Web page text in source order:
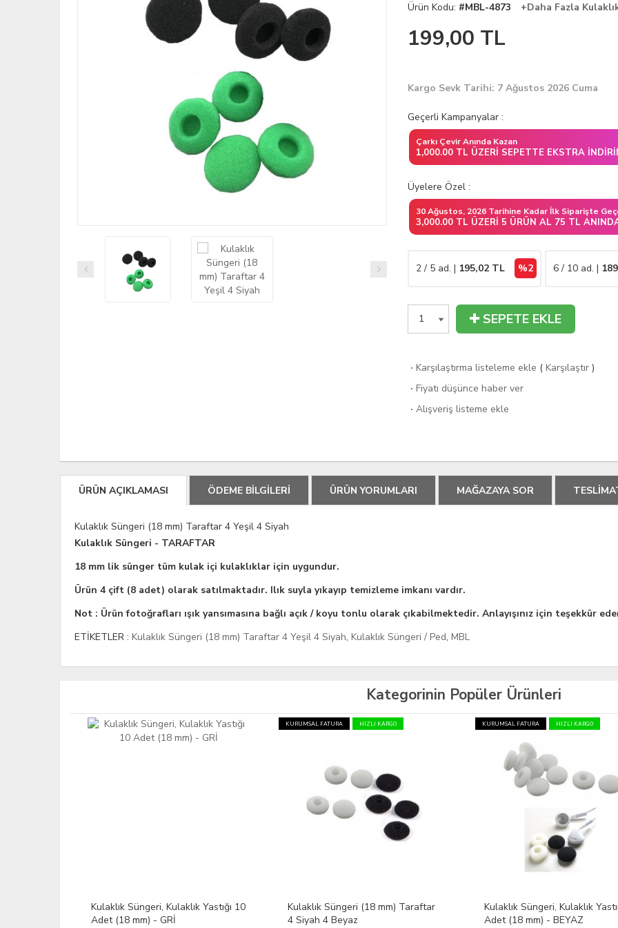
Ürün Kodu: #MBL-4873 +Daha Fazla
199,00 TL
Kargo Sevk Tarihi: 7 Ağustos 2026 Cuma
Geçerli Kampanyalar :
Çarkı Çevir Anında Kazan
1,000.00 TL ÜZERI SEPETTE EKSTRA
Üyelere Özel :
30 Ağustos, 2026 Tarihine Kadar İlk Siparişte
3,000.00 TL ÜZERI 5 ÜRÜN AL 75 TL
2 / 5 ad. | 195,02 TL %2 6 / 10 ad. |
SEPETE EKLE
·Karşılaştırma listeleme ekle (Karşılaştır )
·Fiyatı düşünce haber ver
·Alışveriş listeme ekle
ÜRÜN AÇIKLAMASI ÖDEME BİLGİLERİ ÜRÜN YORUMLARI MAĞAZAYA SOR
Kulaklık Süngeri (18 mm) Taraftar 4 Yeşil 4 Siyah
Kulaklık Süngeri - TARAFTAR
18 mm lik sünger tüm kulak içi kulaklıklar için uygundur.
Ürün 4 çift (8 adet) olarak satılmaktadır. Ilık suyla yıkayıp temizleme imkanı vardır.
Not : Ürün fotoğrafları ışık yansımasına bağlı açık / koyu tonlu olarak çıkabilmektedir. Anlayışınız için teşekkür
ETİKETLER : Kulaklık Süngeri (18 mm) Taraftar 4 Yeşil 4 Siyah, Kulaklık Süngeri / Ped, MBL
Kategorinin Popüler Ürünleri
KURUMSAL FATURA HIZLI KARGO
Kulaklık Süngeri (18 mm) Taraftar
4 Siyah 4 Beyaz
KURUMSAL FATURA HIZLI KARGO
Kulaklık Süngeri, Kulaklık Yastığı 10
Adet (18 mm) - BEYAZ
KURUMSAL FATURA HIZLI KARGO
Kulaklık Süngeri, Kulaklık
Adet (18 mm) - SİYAH